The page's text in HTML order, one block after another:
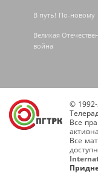
В путь! По-новому
Великая
война
© 1992-
Все
Все